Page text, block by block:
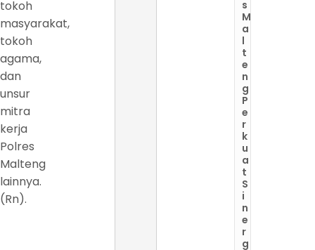
tokoh
masyarakat,
tokoh
agama,
dan
unsur
mitra
kerja
Polres
Malteng
lainnya.
(Rn).
s
M
a
l
t
e
n
g
P
e
r
k
u
a
t
S
i
n
e
r
g